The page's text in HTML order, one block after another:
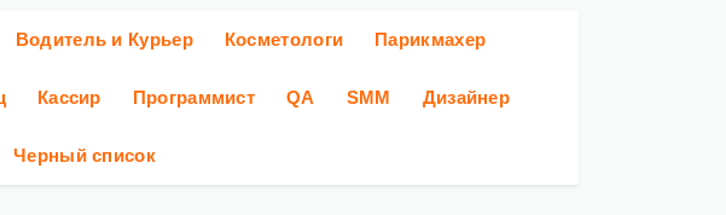
Водитель и Курьер Косметологи Парикмахер
Кассир Программист QA SMM Дизайнер
Черный список